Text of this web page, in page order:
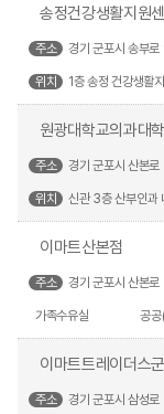
송정건강생활지원
주소 경기 군포시 송부
위치 1층 송정 건강생활
원광대학교의과대
주소 경기 군포시 산본
위치 신관 3층 산부인과
이마트산본점
주소 경기 군포시 산본
가족수유실 공
이마트트레이더스
주소 경기 군포시 삼성